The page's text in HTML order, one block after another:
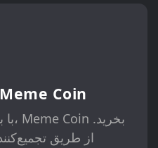
سرویس‌های داخلی Meme Coin
با بیش از 30 روش پرداخت، Meme Coin بخرید.